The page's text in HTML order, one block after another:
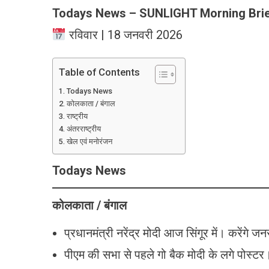
Todays News – SUNLIGHT Morning
रविवार | 18 जनवरी 2026
Table of Contents
Todays News
कोलकाता / बंगाल
राष्ट्रीय
अंतरराष्ट्रीय
खेल एवं मनोरंजन
Todays News
कोलकाता / बंगाल
प्रधानमंत्री नरेंद्र मोदी आज सिंगूर में। करेंगे
पीएम की सभा से पहले गो बैक मोदी के लगे पोस्टर।